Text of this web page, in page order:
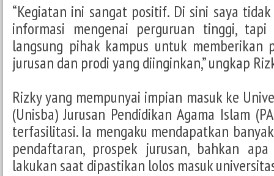
“Kegiatan ini sangat positif. Di sini saya
informasi mengenai perguruan tinggi, tapi
langsung pihak kampus untuk memberikan
jurusan dan prodi yang diinginkan,” ungkap
Rizky yang mempunyai impian masuk ke
(Unisba) Jurusan Pendidikan Agama Islam
terfasilitasi. Ia mengaku mendapatkan
pendaftaran, prospek jurusan, bahkan
lakukan saat dipastikan lolos masuk